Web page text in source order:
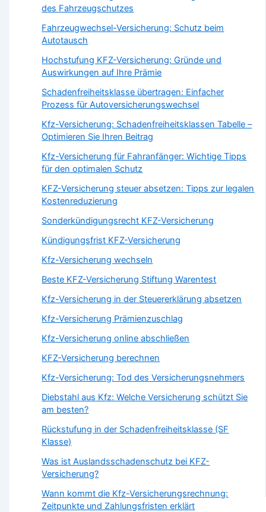
des Fahrzeugschutzes
Fahrzeugwechsel-Versicherung: Schutz beim
Autotausch
Hochstufung KFZ-Versicherung: Gründe und
Auswirkungen auf Ihre Prämie
Schadenfrei­heits­klasse über­tragen: Einfacher
Prozess für Autoversicherungswechsel
Kfz-Versicherung: Schadenfreiheitsklassen Tabelle –
Optimieren Sie Ihren Beitrag
Kfz-Versicherung für Fahranfänger: Wichtige Tipps
für den optimalen Schutz
KFZ-Versicherung steuer absetzen: Tipps zur legalen
Kostenreduzierung
Sonderkündigungsrecht KFZ-Versicherung
Kündigungsfrist KFZ-Versicherung
Kfz-Versicherung wechseln
Beste KFZ-Versicherung Stiftung Warentest
Kfz-Versicherung in der Steuererklärung absetzen
Kfz-Versicherung Prämienzuschlag
Kfz-Versicherung online abschließen
KFZ-Versicherung berechnen
Kfz-Versicherung: Tod des Versicherungsnehmers
Diebstahl aus Kfz: Welche Versicherung schützt Sie
am besten?
Rückstufung in der Schadenfreiheitsklasse (SF
Klasse)
Was ist Auslandsschadenschutz bei KFZ-
Versicherung?
Wann kommt die Kfz-Versicherungsrechnung:
Zeitpunkte und Zahlungsfristen erklärt